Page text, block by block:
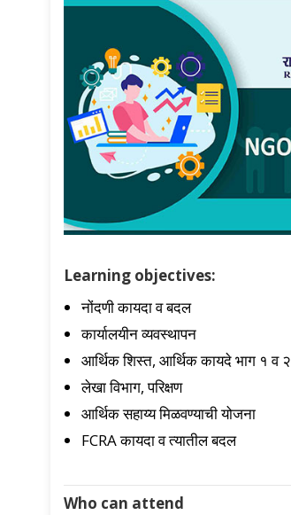
Learning objectives:
नोंदणी कायदा व बदल
कार्यालयीन व्यवस्थापन
आर्थिक शिस्त, आर्थिक कायदे भाग १ व २
लेखा विभाग, परिक्षण
आर्थिक सहाय्य मिळवण्याची योजना
FCRA कायदा व त्यातील बदल
Who can attend